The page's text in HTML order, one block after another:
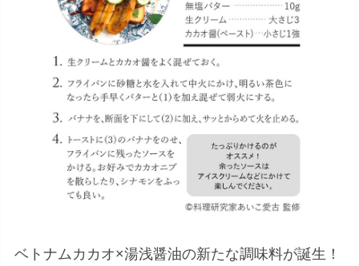
ベトナムカカオ×湯浅醤油の新たな調味料が誕生！